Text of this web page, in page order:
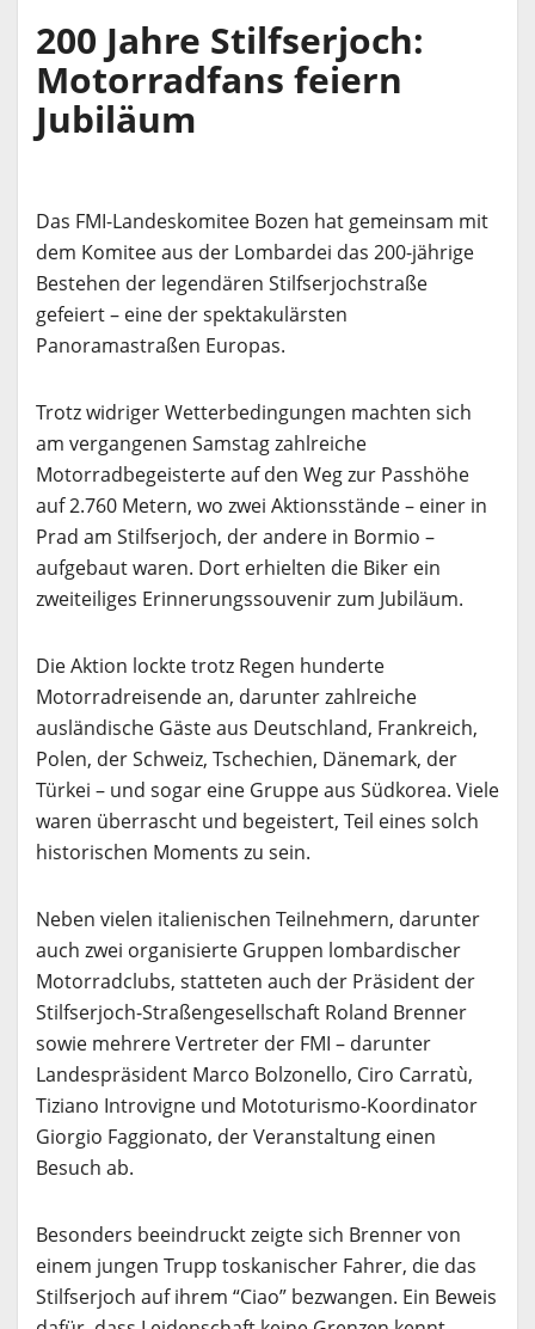
200 Jahre Stilfserjoch:
Motorradfans feiern
Jubiläum
Das FMI-Landeskomitee Bozen hat gemeinsam mit
dem Komitee aus der Lombardei das 200-jährige
Bestehen der legendären Stilfserjochstraße
gefeiert – eine der spektakulärsten
Panoramastraßen Europas.
Trotz widriger Wetterbedingungen machten sich
am vergangenen Samstag zahlreiche
Motorradbegeisterte auf den Weg zur Passhöhe
auf 2.760 Metern, wo zwei Aktionsstände – einer in
Prad am Stilfserjoch, der andere in Bormio –
aufgebaut waren. Dort erhielten die Biker ein
zweiteiliges Erinnerungssouvenir zum Jubiläum.
Die Aktion lockte trotz Regen hunderte
Motorradreisende an, darunter zahlreiche
ausländische Gäste aus Deutschland, Frankreich,
Polen, der Schweiz, Tschechien, Dänemark, der
Türkei – und sogar eine Gruppe aus Südkorea. Viele
waren überrascht und begeistert, Teil eines solch
historischen Moments zu sein.
Neben vielen italienischen Teilnehmern, darunter
auch zwei organisierte Gruppen lombardischer
Motorradclubs, statteten auch der Präsident der
Stilfserjoch-Straßengesellschaft Roland Brenner
sowie mehrere Vertreter der FMI – darunter
Landespräsident Marco Bolzonello, Ciro Carratù,
Tiziano Introvigne und Mototurismo-Koordinator
Giorgio Faggionato, der Veranstaltung einen
Besuch ab.
Besonders beeindruckt zeigte sich Brenner von
einem jungen Trupp toskanischer Fahrer, die das
Stilfserjoch auf ihrem “Ciao” bezwangen. Ein Beweis